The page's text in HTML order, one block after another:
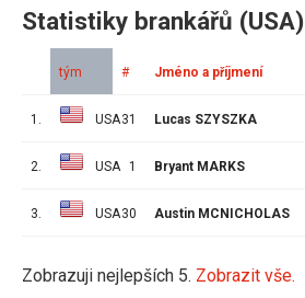
Statistiky brankářů (USA)
tým # Jméno a příjmení
1. USA31 Lucas SZYSZKA
2. USA 1 Bryant MARKS
3. USA30 Austin MCNICHOLAS
Zobrazuji nejlepších 5. Zobrazit vše.